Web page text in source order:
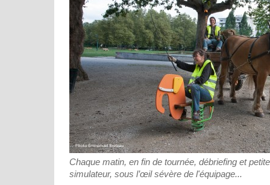
Chaque matin, en fin de tournée, débriefing et
simulateur, sous l’œil sévère de l'équipage...